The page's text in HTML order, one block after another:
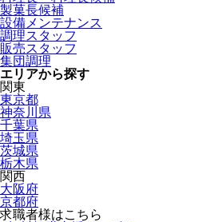
製菓長候補
設備メンテナンス
調理スタッフ
販売スタッフ
集団調理
エリアから探す
関東
東京都
神奈川県
千葉県
埼玉県
茨城県
栃木県
関西
大阪府
京都府
求職者様はこちら